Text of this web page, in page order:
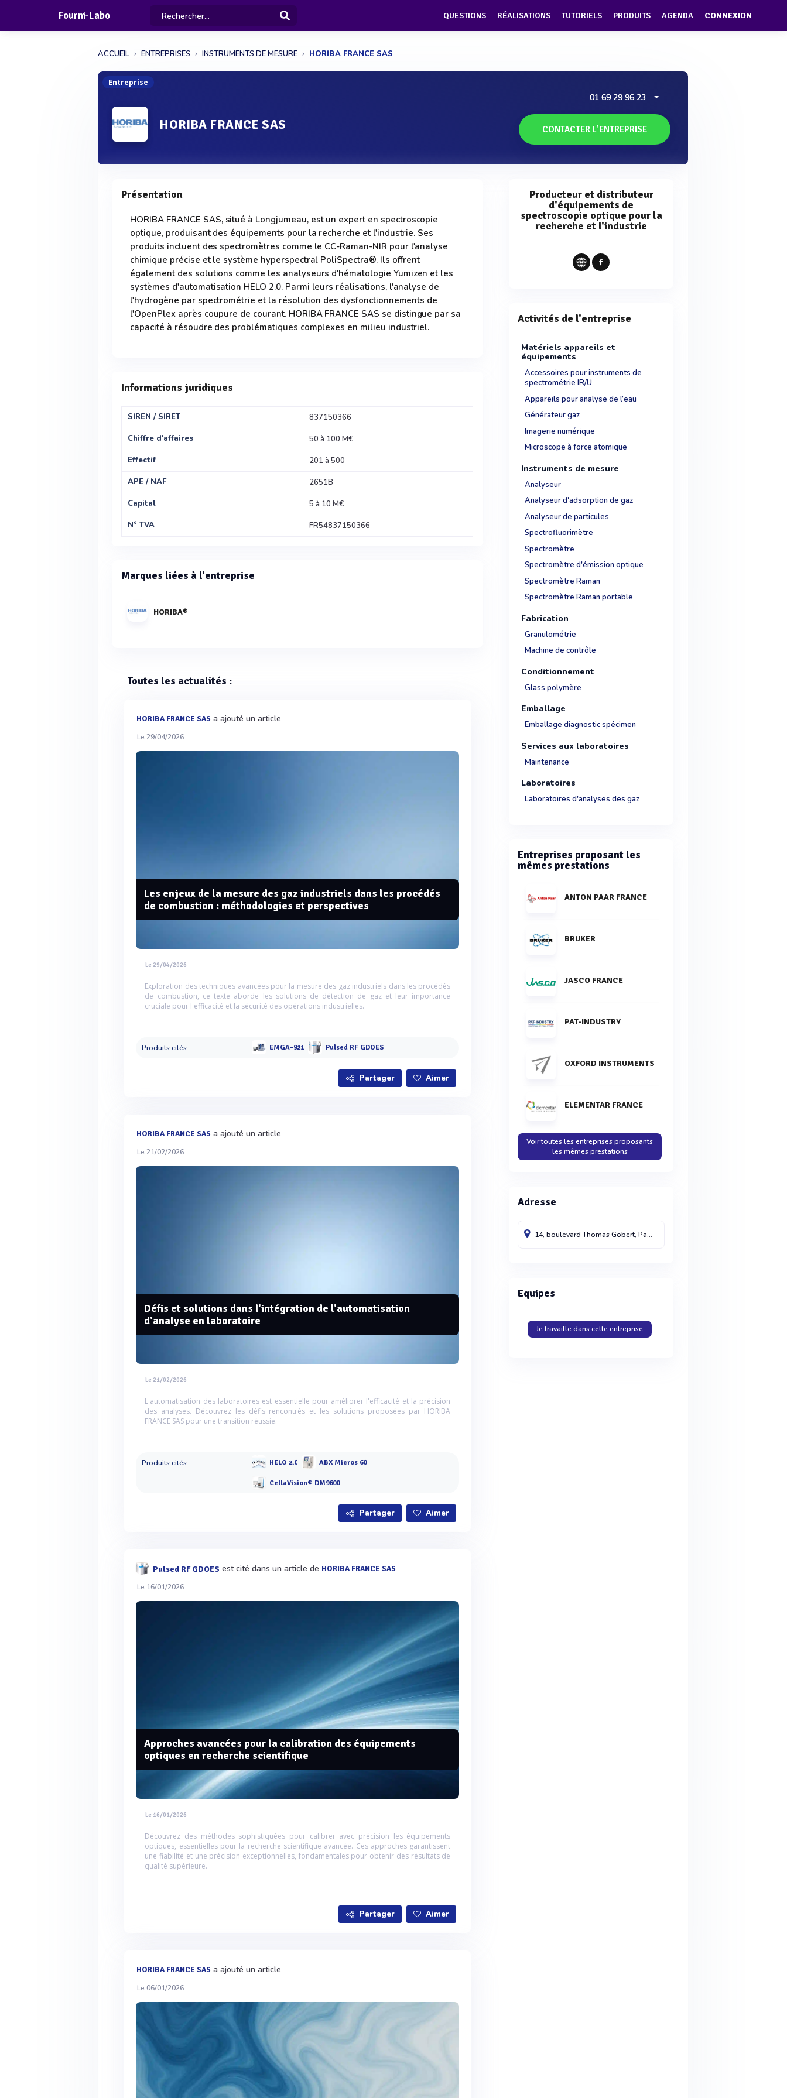
Fourni-Labo QUESTIONS RÉALISATIONS TUTORIELS PRODUITS AGENDA CONNEXION
ACCUEIL ENTREPRISES INSTRUMENTS DE MESURE HORIBA FRANCE SAS
Entreprise
HORIBA FRANCE SAS
01 69 29 96 23
CONTACTER L'ENTREPRISE
Présentation
HORIBA FRANCE SAS, situé à Longjumeau, est un expert en spectroscopie
optique, produisant des équipements pour la recherche et l'industrie. Ses
produits incluent des spectromètres comme le CC-Raman-NIR pour l'analyse
chimique précise et le système hyperspectral PoliSpectra®. Ils offrent
également des solutions comme les analyseurs d'hématologie Yumizen et les
systèmes d'automatisation HELO 2.0. Parmi leurs réalisations, l'analyse de
l'hydrogène par spectrométrie et la résolution des dysfonctionnements de
l'OpenPlex après coupure de courant. HORIBA FRANCE SAS se distingue par sa
capacité à résoudre des problématiques complexes en milieu industriel.
Informations juridiques
SIREN / SIRET
837150366
Chiffre d'affaires
50 à 100 M€
Effectif
201 à 500
APE / NAF
2651B
Capital
5 à 10 M€
N° TVA
FR54837150366
Marques liées à l'entreprise
HORIBA®
Toutes les actualités :
HORIBA FRANCE SAS a ajouté un article
Le 29/04/2026
Les enjeux de la mesure des gaz industriels dans les procédés
de combustion : méthodologies et perspectives
Le 29/04/2026
Exploration des techniques avancées pour la mesure des gaz industriels dans les procédés
de combustion, ce texte aborde les solutions de détection de gaz et leur importance
cruciale pour l'efficacité et la sécurité des opérations industrielles.
Produits cités EMGA-921 Pulsed RF GDOES
Partager Aimer
HORIBA FRANCE SAS a ajouté un article
Le 21/02/2026
Défis et solutions dans l'intégration de l'automatisation
d'analyse en laboratoire
Le 21/02/2026
L'automatisation des laboratoires est essentielle pour améliorer l'efficacité et la précision
des analyses. Découvrez les défis rencontrés et les solutions proposées par HORIBA
FRANCE SAS pour une transition réussie.
Produits cités HELO 2.0 ABX Micros 60
CellaVision® DM9600
Partager Aimer
Pulsed RF GDOES est cité dans un article de HORIBA FRANCE SAS
Le 16/01/2026
Approches avancées pour la calibration des équipements
optiques en recherche scientifique
Le 16/01/2026
Découvrez des méthodes sophistiquées pour calibrer avec précision les équipements
optiques, essentielles pour la recherche scientifique avancée. Ces approches garantissent
une fiabilité et une précision exceptionnelles, fondamentales pour obtenir des résultats de
qualité supérieure.
Partager Aimer
HORIBA FRANCE SAS a ajouté un article
Le 06/01/2026
Producteur et distributeur
d'équipements de
spectroscopie optique pour la
recherche et l'industrie
Activités de l'entreprise
Matériels appareils et
équipements
Accessoires pour instruments de
spectrométrie IR/U
Appareils pour analyse de l’eau
Générateur gaz
Imagerie numérique
Microscope à force atomique
Instruments de mesure
Analyseur
Analyseur d'adsorption de gaz
Analyseur de particules
Spectrofluorimètre
Spectromètre
Spectromètre d'émission optique
Spectromètre Raman
Spectromètre Raman portable
Fabrication
Granulométrie
Machine de contrôle
Conditionnement
Glass polymère
Emballage
Emballage diagnostic spécimen
Services aux laboratoires
Maintenance
Laboratoires
Laboratoires d'analyses des gaz
Entreprises proposant les
mêmes prestations
ANTON PAAR FRANCE
BRUKER
JASCO FRANCE
PAT-INDUSTRY
OXFORD INSTRUMENTS
ELEMENTAR FRANCE
Voir toutes les entreprises proposants
les mêmes prestations
Adresse
14, boulevard Thomas Gobert, Passage Jobin Yvon, CS 45002
Equipes
Je travaille dans cette entreprise